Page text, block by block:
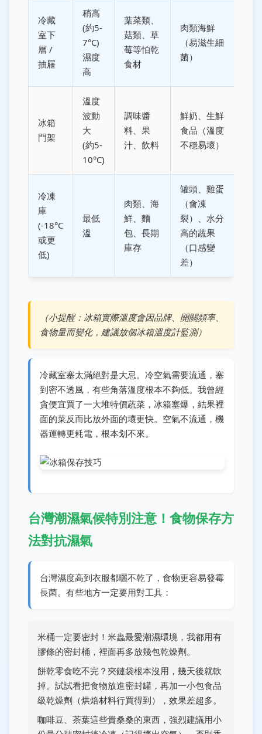
冷藏
室下
層 /
抽屜
稍高
(約5-
7°C)
濕度
高
葉菜類、
菇類、草
莓等怕乾
食材
肉類海鮮
（易滋生細
菌）
冰箱
門架
溫度
波動
大
(約5-
10°C)
調味醬
料、果
汁、飲料
鮮奶、生鮮
食品（溫度
不穩易壞）
冷凍
庫
(-18°C
或更
低)
最低
溫
肉類、海
鮮、麵
包、長期
庫存
罐頭、雞蛋
（會凍
裂）、水分
高的蔬果
（口感變
差）
（小提醒：冰箱實際溫度會因品牌、開關頻率、
食物量而變化，建議放個冰箱溫度計監測）
冷藏室塞太滿絕對是大忌。冷空氣需要流通，塞
到密不透風，有些角落溫度根本不夠低。我曾經
貪便宜買了一大堆特價蔬菜，冰箱塞爆，結果裡
面的菜反而比放外面的壞更快。空氣不流通，機
器運轉更耗電，根本划不來。
台灣潮濕氣候特別注意！食物保存方
法對抗濕氣
台灣濕度高到衣服都曬不乾了，食物更容易發霉
長菌。有些地方一定要用對工具：
米桶一定要密封！米蟲最愛潮濕環境，我都用有
膠條的密封桶，裡面再多放幾包乾燥劑。
餅乾零食吃不完？夾鏈袋根本沒用，幾天後就軟
掉。試試看把食物放進密封罐，再加一小包食品
級乾燥劑（烘焙材料行買得到），效果差超多。
咖啡豆、茶葉這些貴桑桑的東西，強烈建議用小